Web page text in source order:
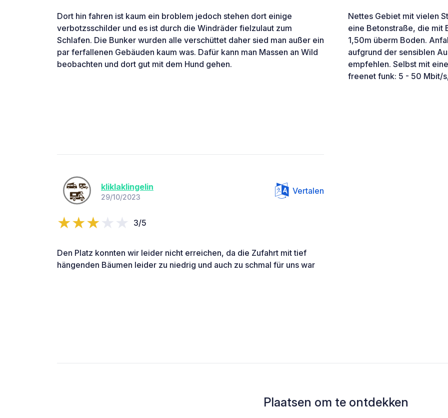
Dort hin fahren ist kaum ein broblem jedoch stehen dort einige
verbotzsschilder und es ist durch die Windräder fielzulaut zum
Schlafen. Die Bunker wurden alle verschüttet daher sied man außer ein
par ferfallenen Gebäuden kaum was. Dafür kann man Massen an Wild
beobachten und dort gut mit dem Hund gehen.
Nettes Gebiet mit vielen
eine Betonstraße, die mit
1,50m überm Boden.
aufgrund der sensiblen
empfehlen. Selbst mit
freenet funk: 5 - 50 Mbit/
kliklaklingelin
29/10/2023
Vertalen
3/5
Den Platz konnten wir leider nicht erreichen, da die Zufahrt mit tief
hängenden Bäumen leider zu niedrig und auch zu schmal für uns war
Plaatsen om te ontdekken